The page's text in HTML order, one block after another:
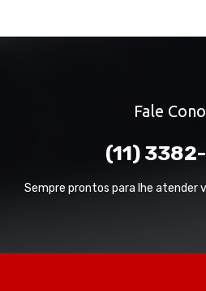
Fale
(11)
Sempre prontos para lhe atender